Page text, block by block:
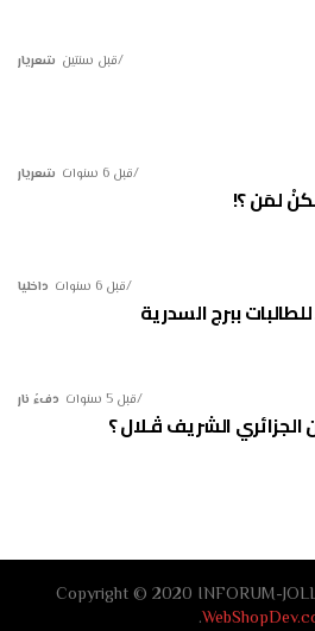
شعريار قبل سنتين
شعريار قبل 6 سنوات
لمَن ؟!
داخليا قبل 6 سنوات
ببرج السدرية
دفءُ نار قبل 5 سنوات
الشريف ڤـلال ؟
Copyright © 2020 INFORUM-
.